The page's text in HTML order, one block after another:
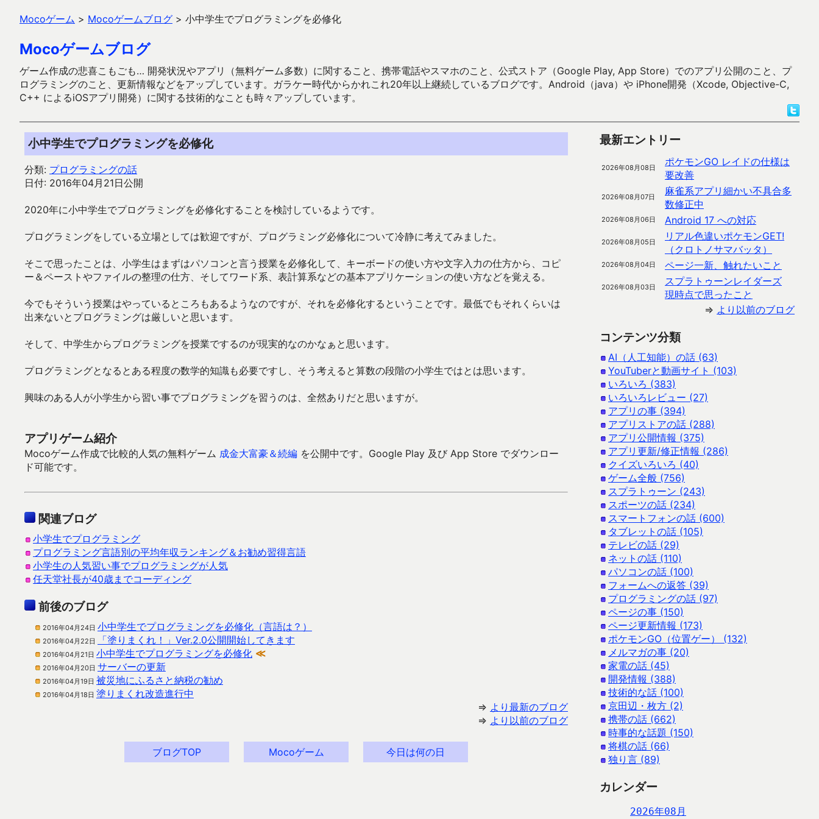
Mocoゲーム > Mocoゲームブログ > 小中学生でプログラミングを必修化
Mocoゲームブログ
ゲーム作成の悲喜こもごも… 開発状況やアプリ（無料ゲーム多数）に関すること、携帯電話やスマホのこと、公式ストア（Google Play, App Store）でのアプリ公開のこと、プ
ログラミングのこと、更新情報などをアップしています。ガラケー時代からかれこれ20年以上継続しているブログです。Android（java）や iPhone開発（Xcode, Objective-C,
C++ によるiOSアプリ開発）に関する技術的なことも時々アップしています。
小中学生でプログラミングを必修化
分類: プログラミングの話
日付: 2016年04月21日公開
2020年に小中学生でプログラミングを必修化することを検討しているようです。
プログラミングをしている立場としては歓迎ですが、プログラミング必修化について冷静に考えてみました。
そこで思ったことは、小学生はまずはパソコンと言う授業を必修化して、キーボードの使い方や文字入力の仕方から、コピ
ー＆ペーストやファイルの整理の仕方、そしてワード系、表計算系などの基本アプリケーションの使い方などを覚える。
今でもそういう授業はやっているところもあるようなのですが、それを必修化するということです。最低でもそれくらいは
出来ないとプログラミングは厳しいと思います。
そして、中学生からプログラミングを授業でするのが現実的なのかなぁと思います。
プログラミングとなるとある程度の数学的知識も必要ですし、そう考えると算数の段階の小学生ではとは思います。
興味のある人が小学生から習い事でプログラミングを習うのは、全然ありだと思いますが。
アプリゲーム紹介
Mocoゲーム作成で比較的人気の無料ゲーム 成金大富豪＆続編 を公開中です。Google Play 及び App Store でダウンロー
ド可能です。
関連ブログ
小学生でプログラミング
プログラミング言語別の平均年収ランキング＆お勧め習得言語
小学生の人気習い事でプログラミングが人気
任天堂社長が40歳までコーディング
前後のブログ
2016年04月24日 小中学生でプログラミングを必修化（言語は？）
2016年04月22日 「塗りまくれ！」Ver.2.0公開開始してきます
2016年04月21日 小中学生でプログラミングを必修化 ≪
2016年04月20日 サーバーの更新
2016年04月19日 被災地にふるさと納税の勧め
2016年04月18日 塗りまくれ改造進行中
⇒ より最新のブログ
⇒ より以前のブログ
ブログTOP Mocoゲーム 今日は何の日
最新エントリー
2026年08月08日
ポケモンGO レイドの仕様は
要改善
2026年08月07日
麻雀系アプリ細かい不具合多
数修正中
2026年08月06日 Android 17 への対応
2026年08月05日
リアル色違いポケモンGET!
（クロトノサマバッタ）
2026年08月04日 ページ一新、触れたいこと
2026年08月03日
スプラトゥーンレイダーズ
現時点で思ったこと
⇒ より以前のブログ
コンテンツ分類
AI（人工知能）の話 (63)
YouTuberと動画サイト (103)
いろいろ (383)
いろいろレビュー (27)
アプリの事 (394)
アプリストアの話 (288)
アプリ公開情報 (375)
アプリ更新/修正情報 (286)
クイズいろいろ (40)
ゲーム全般 (756)
スプラトゥーン (243)
スポーツの話 (234)
スマートフォンの話 (600)
タブレットの話 (105)
テレビの話 (29)
ネットの話 (110)
パソコンの話 (100)
フォームへの返答 (39)
プログラミングの話 (97)
ページの事 (150)
ページ更新情報 (173)
ポケモンGO（位置ゲー） (132)
メルマガの事 (20)
家電の話 (45)
開発情報 (388)
技術的な話 (100)
京田辺・枚方 (2)
携帯の話 (662)
時事的な話題 (150)
将棋の話 (66)
独り言 (89)
カレンダー
2026年08月